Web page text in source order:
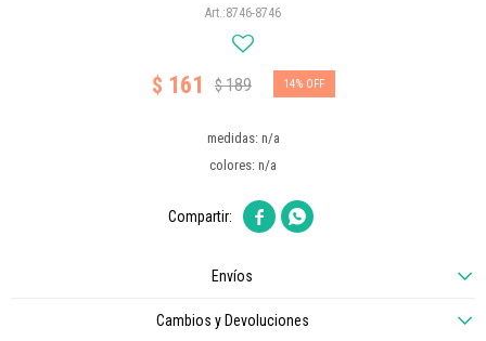
8746-8746
$ 161 $189 14
medidas: n/a
colores: n/a
 
Envíos
Cambios y Devoluciones